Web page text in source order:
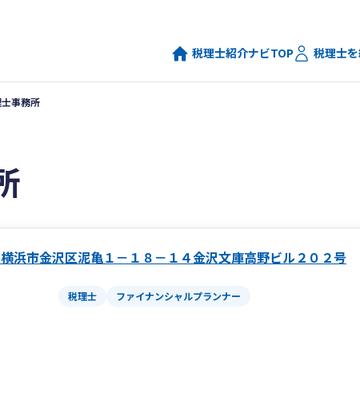
税理士紹介ナビTOP 税理士
事務所
浜市金沢区泥亀１－１８－１４金沢文庫高野ビル２０２号
税理士 ファイナンシャルプランナー